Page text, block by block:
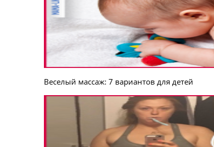
Веселый массаж: 7 вариантов для детей